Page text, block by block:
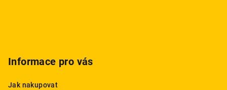
Informace pro vás
Jak nakupovat